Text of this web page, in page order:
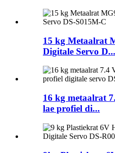
15 kg Metaalrat
Digitale Servo D...
16 kg metaalrat
lae profiel di...